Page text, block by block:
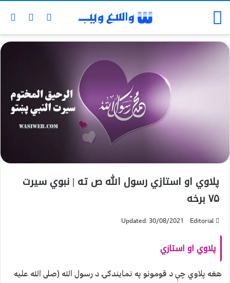
پلاوي او استازي رسول الله ص ته | نبوي سیرت
۷۵ برخه
Editorial
Updated: 30/08/2021
پلاوي او استازي
هغه پلاوي چې د قومونو په نمايندګۍ د رسول الله (صلى الله عليه